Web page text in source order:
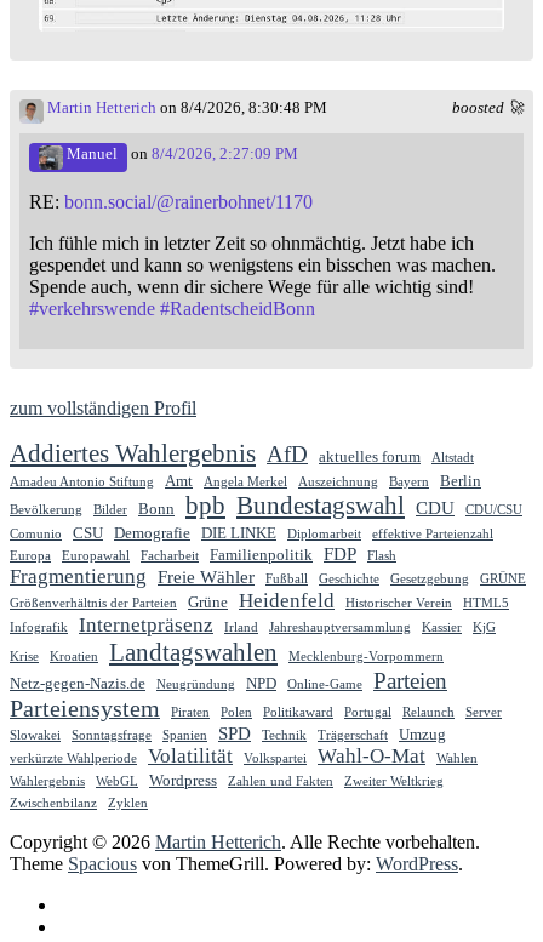
boosted 🚀
Martin Hetterich on 8/4/2026, 8:30:48 PM
Manuel on 8/4/2026, 2:27:09 PM
RE: bonn.social/@rainerbohnet/1170
Ich fühle mich in letzter Zeit so ohnmächtig. Jetzt habe ich
gespendet und kann so wenigstens ein bisschen was machen.
Spende auch, wenn dir sichere Wege für alle wichtig sind!
#verkehrswende #RadentscheidBonn
zum vollständigen Profil
Addiertes Wahlergebnis AfD aktuelles forum
Altstadt
Amadeu Antonio Stiftung
Amt Angela Merkel Auszeichnung Bayern Berlin
Bevölkerung Bilder Bonn bpb Bundestagswahl CDU
CDU/CSU
Comunio
CSU Demografie DIE LINKE Diplomarbeit
effektive Parteienzahl
Europa
Europawahl Facharbeit Familienpolitik FDP Flash
Fragmentierung Freie Wähler Fußball Geschichte Gesetzgebung
GRÜNE
Größenverhältnis der Parteien
Grüne Heidenfeld Historischer Verein
HTML5
Infografik
Internetpräsenz Irland Jahreshauptversammlung Kassier KjG
Krise Kroatien Landtagswahlen Mecklenburg-Vorpommern
Netz-gegen-Nazis.de Neugründung NPD Online-Game Parteien
Parteiensystem Piraten Polen Politikaward Portugal Relaunch
Server
Slowakei
Sonntagsfrage Spanien SPD Technik Trägerschaft Umzug
verkürzte Wahlperiode Volatilität Volkspartei Wahl-O-Mat
Wahlen
Wahlergebnis
WebGL Wordpress Zahlen und Fakten
Zweiter Weltkrieg
Zwischenbilanz
Zyklen
Copyright © 2026 Martin Hetterich. Alle Rechte vorbehalten.
Theme Spacious von ThemeGrill. Powered by: WordPress.